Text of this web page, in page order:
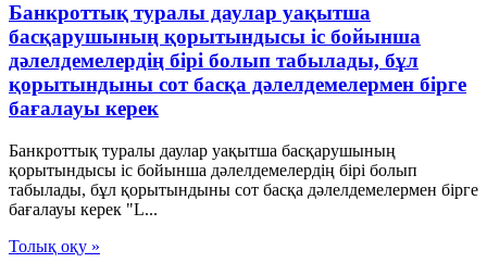
Банкроттық туралы даулар уақытша
басқарушының қорытындысы іс бойынша
дәлелдемелердің бірі болып табылады, бұл
қорытындыны сот басқа дәлелдемелермен бірге
бағалауы керек
Банкроттық туралы даулар уақытша басқарушының
қорытындысы іс бойынша дәлелдемелердің бірі болып
табылады, бұл қорытындыны сот басқа дәлелдемелермен бірге
бағалауы керек "L...
Толық оқу »